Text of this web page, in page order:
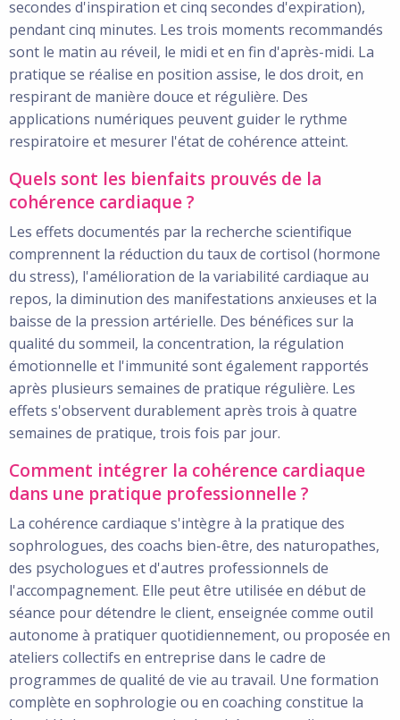
secondes d'inspiration et cinq secondes d'expiration),
pendant cinq minutes. Les trois moments recommandés
sont le matin au réveil, le midi et en fin d'après-midi. La
pratique se réalise en position assise, le dos droit, en
respirant de manière douce et régulière. Des
applications numériques peuvent guider le rythme
respiratoire et mesurer l'état de cohérence atteint.
Quels sont les bienfaits prouvés de la
cohérence cardiaque ?
Les effets documentés par la recherche scientifique
comprennent la réduction du taux de cortisol (hormone
du stress), l'amélioration de la variabilité cardiaque au
repos, la diminution des manifestations anxieuses et la
baisse de la pression artérielle. Des bénéfices sur la
qualité du sommeil, la concentration, la régulation
émotionnelle et l'immunité sont également rapportés
après plusieurs semaines de pratique régulière. Les
effets s'observent durablement après trois à quatre
semaines de pratique, trois fois par jour.
Comment intégrer la cohérence cardiaque
dans une pratique professionnelle ?
La cohérence cardiaque s'intègre à la pratique des
sophrologues, des coachs bien-être, des naturopathes,
des psychologues et d'autres professionnels de
l'accompagnement. Elle peut être utilisée en début de
séance pour détendre le client, enseignée comme outil
autonome à pratiquer quotidiennement, ou proposée en
ateliers collectifs en entreprise dans le cadre de
programmes de qualité de vie au travail. Une formation
complète en sophrologie ou en coaching constitue la